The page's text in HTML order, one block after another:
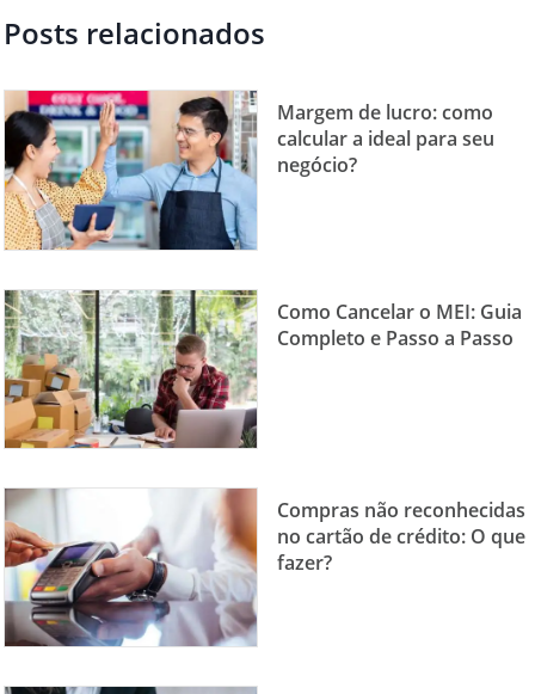
Posts relacionados
Margem de lucro: como
calcular a ideal para seu
negócio?
Como Cancelar o MEI: Guia
Completo e Passo a Passo
Compras não reconhecidas
no cartão de crédito: O que
fazer?